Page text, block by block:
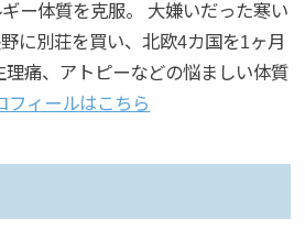
ー体質を克服。 大嫌いだった寒い
に別荘を買い、北欧4カ国を1ヶ月
理痛、アトピーなどの悩ましい体質
フィールはこちら